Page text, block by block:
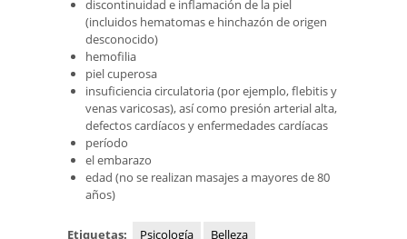
discontinuidad e inflamación de la piel
(incluidos hematomas e hinchazón de origen
desconocido)
hemofilia
piel cuperosa
insuficiencia circulatoria (por ejemplo, flebitis y
venas varicosas), así como presión arterial alta,
defectos cardíacos y enfermedades cardíacas
período
el embarazo
edad (no se realizan masajes a mayores de 80
años)
Etiquetas: Psicología
Belleza